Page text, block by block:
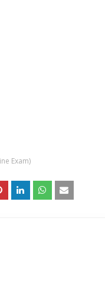
Exam)